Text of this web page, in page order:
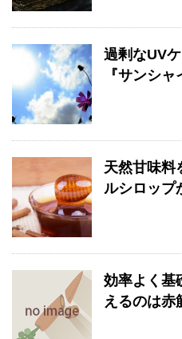
過剰なUV
『サンシャ
天然甘味料
ルシロップ
効率よく基
えるのは赤